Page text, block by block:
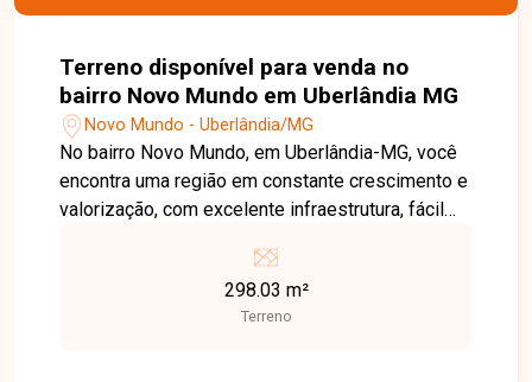
Terreno disponível para venda no
bairro Novo Mundo em Uberlândia MG
Novo Mundo - Uberlândia/MG
No bairro Novo Mundo, em Uberlândia-MG, você
encontra uma região em constante crescimento e
valorização, com excelente infraestrutura, fácil
grande potencial de investimento, além de estar
próxima a supermercados, escolas, farmácias e
298.03 m²
Terreno